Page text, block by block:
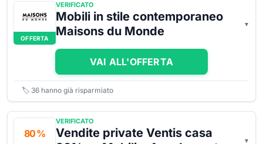
OFFERTA
VERIFICATO
Mobili in stile contemporaneo
Maisons du Monde
VAI ALL'OFFERTA
🏷️ 36 hanno già risparmiato
80 %
VERIFICATO
Vendite private Ventis casa